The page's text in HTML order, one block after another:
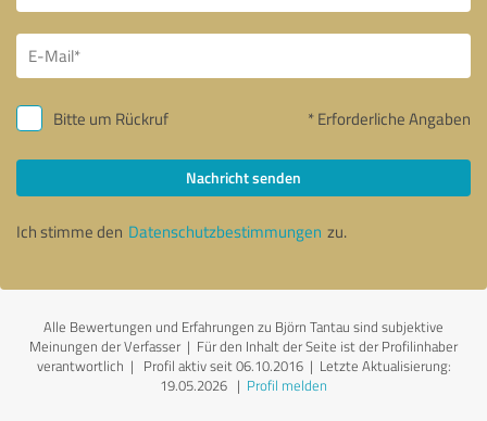
Bitte um Rückruf * Erforderliche Angaben
Nachricht senden
Ich stimme den Datenschutzbestimmungen zu.
Alle Bewertungen und Erfahrungen zu Björn Tantau sind subjektive
Meinungen der Verfasser | Für den Inhalt der Seite ist der Profilinhaber
verantwortlich | Profil aktiv seit 06.10.2016 | Letzte Aktualisierung:
19.05.2026 | Profil melden